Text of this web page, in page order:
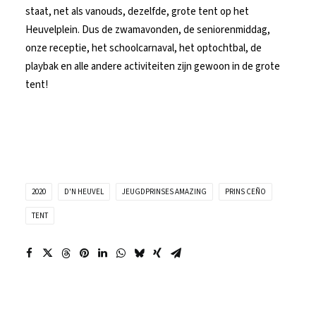
staat, net als vanouds, dezelfde, grote tent op het
Heuvelplein. Dus de zwamavonden, de seniorenmiddag,
onze receptie, het schoolcarnaval, het optochtbal, de
playbak en alle andere activiteiten zijn gewoon in de grote
tent!
2020 D'N HEUVEL JEUGDPRINSES AMAZING PRINS CEÑO
TENT